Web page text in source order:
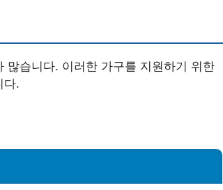
많습니다. 이러한 가구를 지원하기 위한
다.